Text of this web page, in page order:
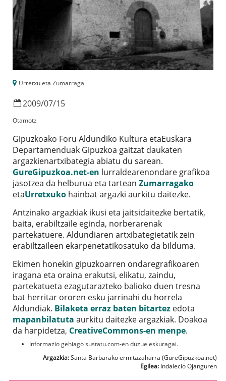
Urretxu eta Zumarraga
2009/07/15
Otamotz
Gipuzkoako Foru Aldundiko Kultura etaEuskara
Departamenduak Gipuzkoa gaitzat daukaten
argazkienartxibategia abiatu du sarean.
GureGipuzkoa.net-en lurraldearenondare grafikoa
jasotzea da helburua eta tartean Zumarragako
etaUrretxukohainbat argazki aurkitu daitezke.
Antzinako argazkiak ikusi eta jaitsidaitezke bertatik,
baita, erabiltzaile eginda, norberarenak
partekatuere. Aldundiaren artxibategietatik zein
erabiltzaileen ekarpenetatikosatuko da bilduma.
Ekimen honekin gipuzkoarren ondaregrafikoaren
iragana eta oraina erakutsi, elikatu, zaindu,
partekatueta ezagutarazteko balioko duen tresna
bat herritar ororen esku jarrinahi du horrela
Aldundiak. Bilaketa erraz baten bitartezedota
mapanbilatuta aurkitu daitezke argazkiak. Doakoa
da harpidetza, CreativeCommons-en menpe.
Informazio gehiago sustatu.com-en duzue eskuragai.
Argazkia:Santa Barbarako ermitazaharra (GureGipuzkoa.net)
Egilea: Indalecio Ojanguren